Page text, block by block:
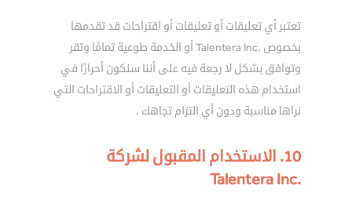
تعتبر أي تعليقات أو تعليقات أو اقتراحات قد تقدمها
بخصوص .Talentera Inc أو الخدمة طوعية تمامًا وتقر
وتوافق بشكل لا رجعة فيه على أننا سنكون أحرارًا في
استخدام هذه التعليقات أو التعليقات أو الاقتراحات التي
نراها مناسبة ودون أي التزام تجاهك .
10. الاستخدام المقبول لشركة
.Talentera Inc